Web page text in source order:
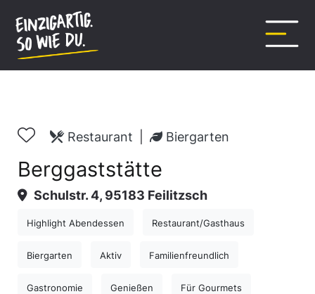
springen
Restaurant Biergarten
Berggaststätte
Schulstr. 4, 95183 Feilitzsch
Highlight Abendessen Restaurant/Gasthaus
Biergarten Aktiv Familienfreundlich
Gastronomie Genießen Für Gourmets